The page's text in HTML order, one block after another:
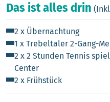
Das ist alles drin
2 x Übernachtung
1 x Trebeltaler 2-Gang-
2 x 2 Stunden Tennis
Center
2 x Frühstück